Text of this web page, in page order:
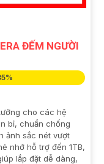
ĐẾM NGƯỜI
cho các hệ
bỉ, chuẩn chống
ảnh sắc nét vượt
nhớ hỗ trợ đến 1TB,
lắp đặt dễ dàng,